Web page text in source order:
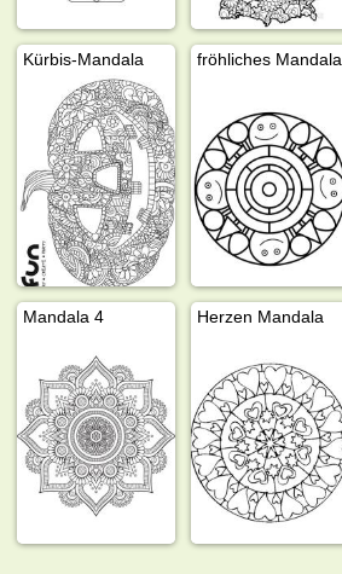
Kürbis-Mandala fröhliches Mandala
Mandala 4 Herzen Mandala